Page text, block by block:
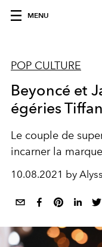
MENU
POP CULTURE
Beyoncé et
égéries
Le couple de
incarner la
10.08.2021 by